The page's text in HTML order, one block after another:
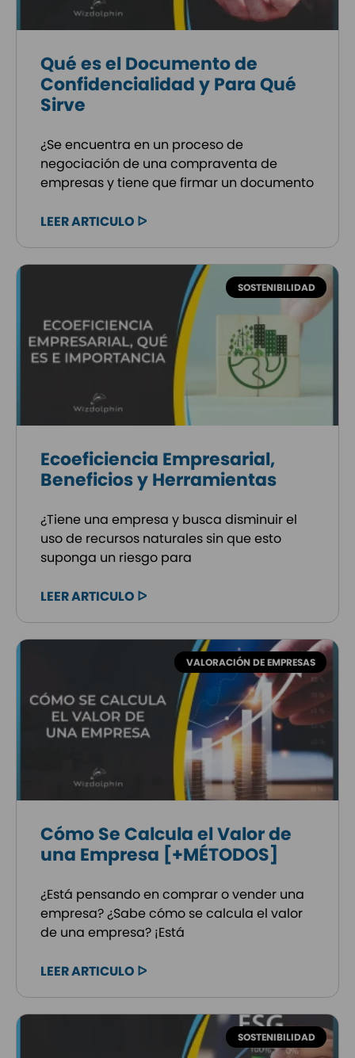
Qué es el Documento de
Confidencialidad y Para Qué
Sirve
¿Se encuentra en un proceso de
negociación de una compraventa de
empresas y tiene que firmar un documento
LEER ARTICULO ᐅ
SOSTENIBILIDAD
Ecoeficiencia Empresarial,
Beneficios y Herramientas
¿Tiene una empresa y busca disminuir el
uso de recursos naturales sin que esto
suponga un riesgo para
LEER ARTICULO ᐅ
VALORACIÓN DE EMPRESAS
Cómo Se Calcula el Valor de
una Empresa [+MÉTODOS]
¿Está pensando en comprar o vender una
empresa? ¿Sabe cómo se calcula el valor
de una empresa? ¡Está
LEER ARTICULO ᐅ
SOSTENIBILIDAD